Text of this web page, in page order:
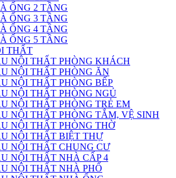
ỐNG 2 TẦNG
ỐNG 3 TẦNG
ỐNG 4 TẦNG
ỐNG 5 TẦNG
THẤT
NỘI THẤT PHÒNG KHÁCH
NỘI THẤT PHÒNG ĂN
NỘI THẤT PHÒNG BẾP
NỘI THẤT PHÒNG NGỦ
NỘI THẤT PHÒNG TRẺ EM
NỘI THẤT PHÒNG TẮM, VỆ SINH
NỘI THẤT PHÒNG THỜ
NỘI THẤT BIỆT THỰ
NỘI THẤT CHUNG CƯ
NỘI THẤT NHÀ CẤP 4
NỘI THẤT NHÀ PHỐ